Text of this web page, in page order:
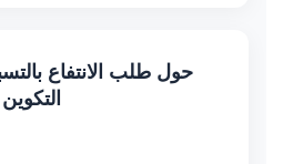
حول طلب الانتفاع
التكوين